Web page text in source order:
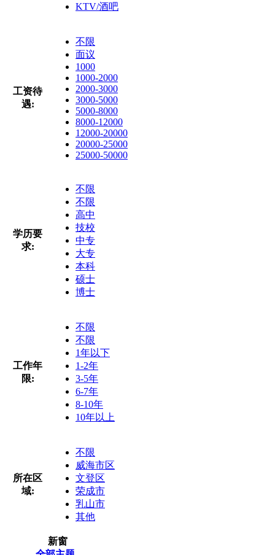
KTV/酒吧
工资待
遇:
不限
面议
1000
1000-2000
2000-3000
3000-5000
5000-8000
8000-12000
12000-20000
20000-25000
25000-50000
学历要
求:
不限
不限
高中
技校
中专
大专
本科
硕士
博士
工作年
限:
不限
不限
1年以下
1-2年
3-5年
6-7年
8-10年
10年以上
所在区
域:
不限
威海市区
文登区
荣成市
乳山市
其他
新窗